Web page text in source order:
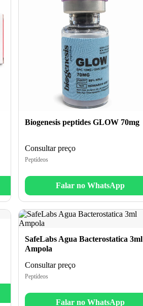
Biogenesis peptides GLOW 70mg
Consultar preço
Peptídeos
Falar no WhatsApp
SafeLabs Agua Bacterostatica 3ml
Ampola
Consultar preço
Peptídeos
Falar no WhatsApp